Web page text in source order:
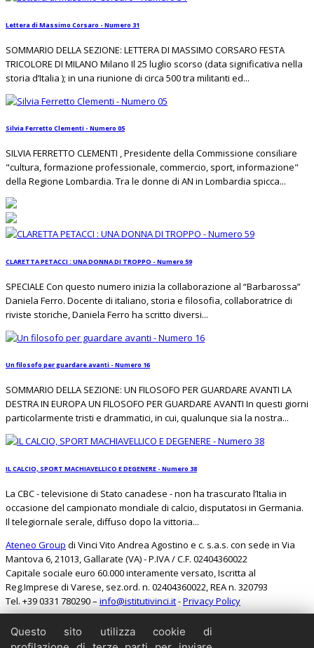
Lettera di Massimo Corsaro - Numero 31
SOMMARIO DELLA SEZIONE: LETTERA DI MASSIMO CORSARO FESTA
TRICOLORE DI MILANO Milano Il 25 luglio scorso (data significativa nella
storia d’Italia ); in una riunione di circa 500 tra militanti ed...
Silvia Ferretto Clementi - Numero 05
SILVIA FERRETTO CLEMENTI , Presidente della Commissione consiliare
"cultura, formazione professionale, commercio, sport, informazione"
della Regione Lombardia. Tra le donne di AN in Lombardia spicca...
CLARETTA PETACCI : UNA DONNA DI TROPPO - Numero 59
SPECIALE Con questo numero inizia la collaborazione al “Barbarossa”
Daniela Ferro. Docente di italiano, storia e filosofia, collaboratrice di
riviste storiche, Daniela Ferro ha scritto diversi...
Un filosofo per guardare avanti - Numero 16
SOMMARIO DELLA SEZIONE: UN FILOSOFO PER GUARDARE AVANTI LA
DESTRA IN EUROPA UN FILOSOFO PER GUARDARE AVANTI In questi giorni
particolarmente tristi e drammatici, in cui, qualunque sia la nostra...
IL CALCIO, SPORT MACHIAVELLICO E DEGENERE - Numero 38
La CBC - televisione di Stato canadese - non ha trascurato l’Italia in
occasione del campionato mondiale di calcio, disputatosi in Germania.
Il telegiornale serale, diffuso dopo la vittoria...
Ateneo Group di Vinci Vito Andrea Agostino e c. s.a.s. con sede in Via
Mantova 6, 21013, Gallarate (VA) - P.IVA / C.F. 02404360022
Capitale sociale euro 60.000 interamente versato, Iscritta al
Reg.Imprese di Varese, sez.ord. n. 02404360022, REA n. 320793
Tel. +39 0331 780290 – info@istitutivinci.it-Privacy Policy
Cerca
Questo sito utilizza cookie di